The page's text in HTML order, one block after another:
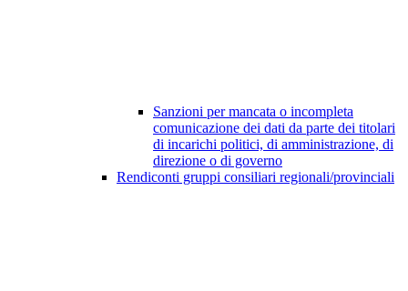
Sanzioni per mancata o incompleta
comunicazione dei dati da parte dei titolari
di incarichi politici, di amministrazione, di
direzione o di governo
Rendiconti gruppi consiliari regionali/provinciali